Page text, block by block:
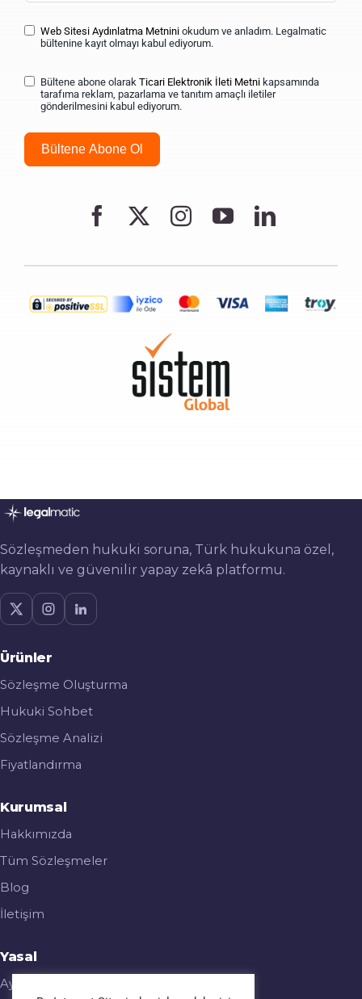
Web Sitesi Aydınlatma Metniniokudum ve anladım. Legalmatic
bültenine kayıt olmayı kabul ediyorum.
Bültene abone olarak Ticari Elektronik İleti Metnikapsamında
tarafıma reklam, pazarlama ve tanıtım amaçlı iletiler
gönderilmesini kabul ediyorum.
Bültene Abone Ol
Sözleşmeden hukuki soruna, Türk hukukuna özel,
kaynaklı ve güvenilir yapay zekâ platformu.
Ürünler
Sözleşme Oluşturma
Hukuki Sohbet
Sözleşme Analizi
Fiyatlandırma
Kurumsal
Hakkımızda
Tüm Sözleşmeler
Blog
İletişim
Yasal
Aydınlatma Metni